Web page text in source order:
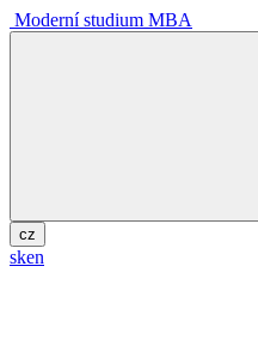
Moderní studium MBA
cz
sken